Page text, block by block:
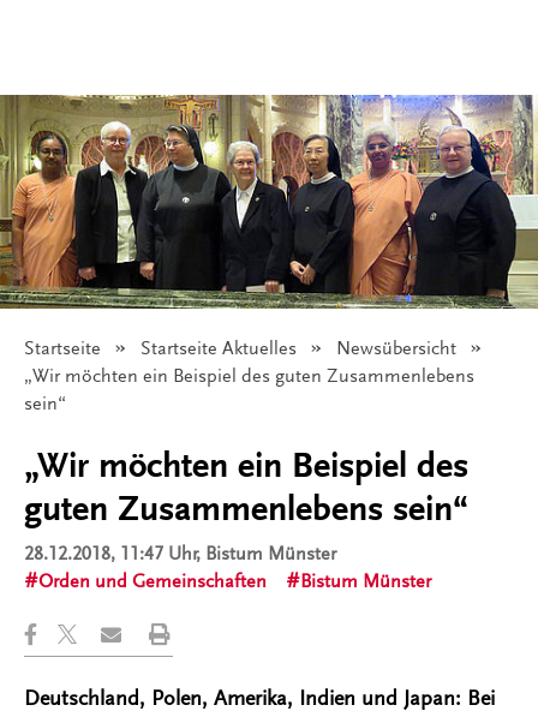
Startseite Startseite Aktuelles
Newsübersicht
Angezeigt:
„Wir möchten ein Beispiel des guten Zusammenlebens
sein“
„Wir möchten ein Beispiel des
guten Zusammenlebens sein“
28.12.2018, 11:47 Uhr, Bistum Münster
Orden und Gemeinschaften
Bistum Münster
Deutschland, Polen, Amerika, Indien und Japan: Bei